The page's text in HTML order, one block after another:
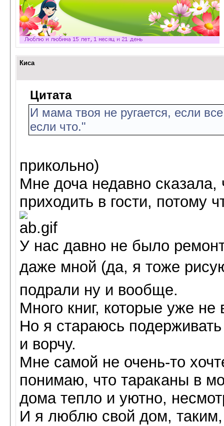
Киса
Цитата
И мама твоя не ругается, если
если что."
прикольно)
Мне доча недавно
приходить в гости, потому
У нас давно не было
даже мной (да, я тоже
подрали ну и вообще.
Много книг, которые уже
Но я стараюсь
и ворчу.
Мне самой не очень-то
понимаю, что тараканы в
дома тепло и уютно,
И я люблю свой дом, таким,